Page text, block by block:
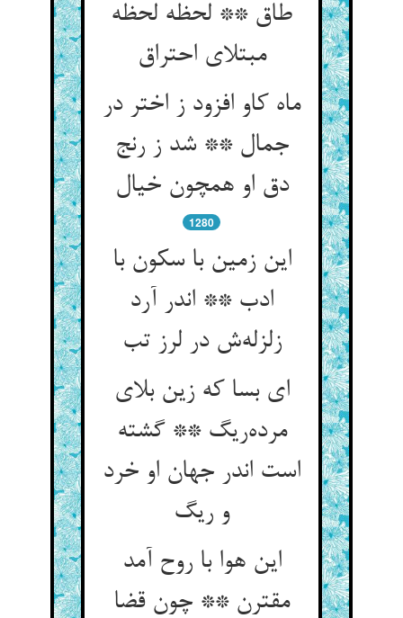
طاق ** لحظه لحظه
مبتلای احتراق‌‌
ماه کاو افزود ز اختر در
جمال ** شد ز رنج
دق او همچون خیال‌‌
1280
این زمین با سکون با
ادب ** اندر آرد
زلزله‌‌ش در لرز تب‌‌
ای بسا که زین بلای
مرده‌‌ریگ ** گشته
است اندر جهان او خرد
این هوا با روح آمد
مقترن ** چون قضا